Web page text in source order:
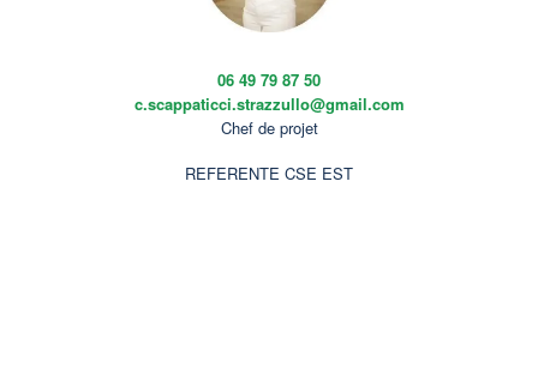
06 49 79 87 50
c.scappaticci.strazzullo@gmail.com
Chef de projet
REFERENTE CSE EST